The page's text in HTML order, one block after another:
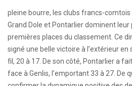
pleine bourre, les clubs francs-comtois
Grand Dole et Pontarlier dominent
premières places du classement. Ce
signé une belle victoire à l’extérieur en
fil, 20 à 17. De son côté, Pontarlier a
face à Genlis, l’emportant 33 à 27. De